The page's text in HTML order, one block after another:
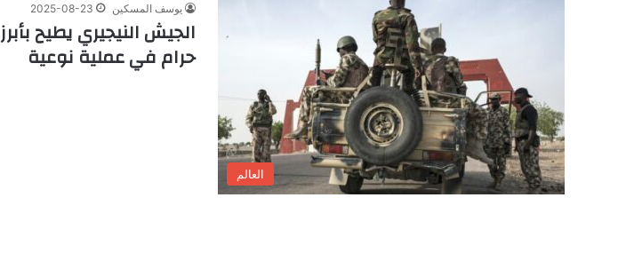
العالم
يوسف المسكين 2025-08-23
الجيش النيجيري يطيح
حرام في عملية نوعية